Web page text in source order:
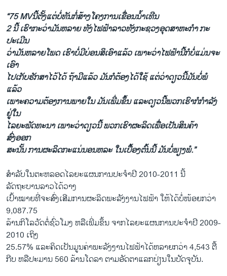
“75 MVນີ້ຕັ້ງແຕ່ບໍ່ທັນກໍ່ສ້າງໂຄງການເຂື່ອນນໍ້າເທີນ
2 ນີ້ ເຮົາກະວ່າມັນຫລາຍ ທັງໄຟຟ້າລາວທັງກະຊວງອຸດສາຫະກໍາ ກະ
ປະເມີນ
ວ່າມັນຫລາຍໂພດ ເຮົາບໍ່ມີບ່ອນສິເອົາແລ້ວ ເພາະວ່າໄຟຟ້ານີ້ກໍບໍ່ແມ່ນຈະ
ເອົາ
ໄປເກັບຮັກສາໄວ້ໄດ້ ຖ້າມີແລ້ວ ມັນກໍຕ້ອງໄດ້ໃຊ້ ແຕ່ວ່າດຽວນີ້ມັນບໍ່ພໍ
ແລ້ວ
ເພາະຄວາມຕ້ອງການພາຍໃນ ມັນເພີ່ມຂຶ້ນ ແລະດຽວນີ້ພວກເຮົາກໍກໍາລັງ
ຢູ່ໃນ
ໄລຍະພັດທະນາ ເພາະວ່າດຽວນີ້ ພວກເຮົາຜະລິດເພື່ອເປັນສິນຄ້າ
ສົ່ງອອກ
ສະນັ້ນ ການຜະລິດກະແນ່ນອນຫລະ ໃນເບື້ອງຕົ້ນນີ້ ມັນບໍ່ພຽງພໍ.”
ສໍາລັບໃນຕະຫລອດໄລຍະແຜນການປະຈໍາປີ 2010-2011 ນີ້
ລັດຖະບານລາວໄດ້ວາງ
ເປົ້າໝາຍທີ່ຈະສົ່ງເສີມການຜະລິດພະລັງງານໄຟຟ້າ ໃຫ້ໄດ້ບໍ່ໜ້ອຍກວ່າ
9,087.75
ລ້ານກິໂລວັດຕໍ່ຊົ່ວໂມງ ຫລືເພີ່ມຂຶ້ນ ຈາກໄລຍະແຜນການປະຈໍາປີ 2009-
2010 ເຖິງ
25.57% ແລະຄິດເປັນມູນຄ່າພະລັງງານໄຟຟ້າໄດ້ຫລາຍກວ່າ 4,543 ຕື້
ກີບ ຫລືປະມານ 560 ລ້ານໂດລາ ຕາມອັດຕາແລກປ່ຽນໃນປັດຈຸບັນ.